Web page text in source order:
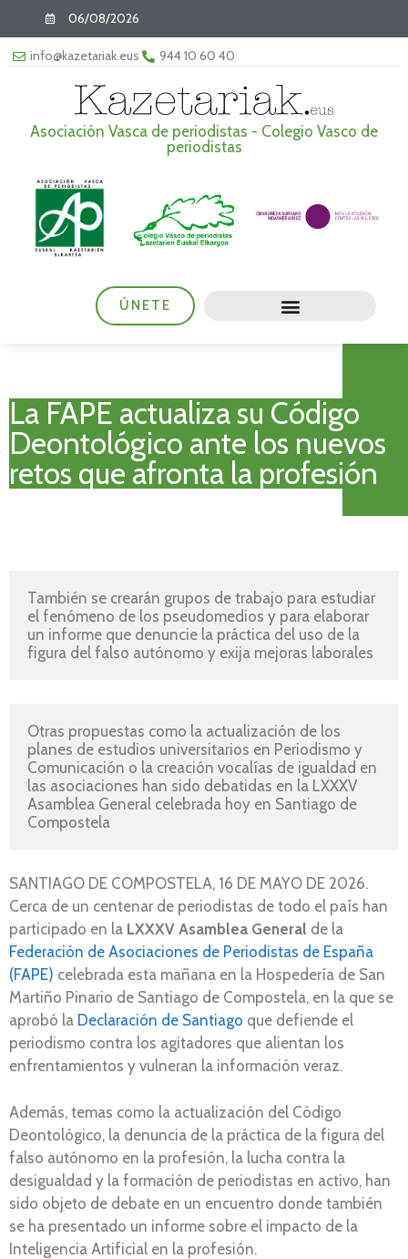
06/08/2026
info@kazetariak.eus 944 10 60 40
Asociación Vasca de periodistas - Colegio Vasco de
periodistas
ÚNETE
La FAPE actualiza su Código
Deontológico ante los nuevos
retos que afronta la profesión
También se crearán grupos de trabajo para estudiar
el fenómeno de los pseudomedios y para elaborar
un informe que denuncie la práctica del uso de la
figura del falso autónomo y exija mejoras laborales
Otras propuestas como la actualización de los
planes de estudios universitarios en Periodismo y
Comunicación o la creación vocalías de igualdad en
las asociaciones han sido debatidas en la LXXXV
Asamblea General celebrada hoy en Santiago de
Compostela
SANTIAGO DE COMPOSTELA, 16 DE MAYO DE 2026.
Cerca de un centenar de periodistas de todo el país han
participado en la LXXXV Asamblea General de la
Federación de Asociaciones de Periodistas de España
(FAPE) celebrada esta mañana en la Hospedería de San
Martiño Pinario de Santiago de Compostela, en la que se
aprobó la Declaración de Santiago que defiende el
periodismo contra los agitadores que alientan los
enfrentamientos y vulneran la información veraz.
Además, temas como la actualización del Código
Deontológico, la denuncia de la práctica de la figura del
falso autónomo en la profesión, la lucha contra la
desigualdad y la formación de periodistas en activo, han
sido objeto de debate en un encuentro donde también
se ha presentado un informe sobre el impacto de la
Inteligencia Artificial en la profesión.